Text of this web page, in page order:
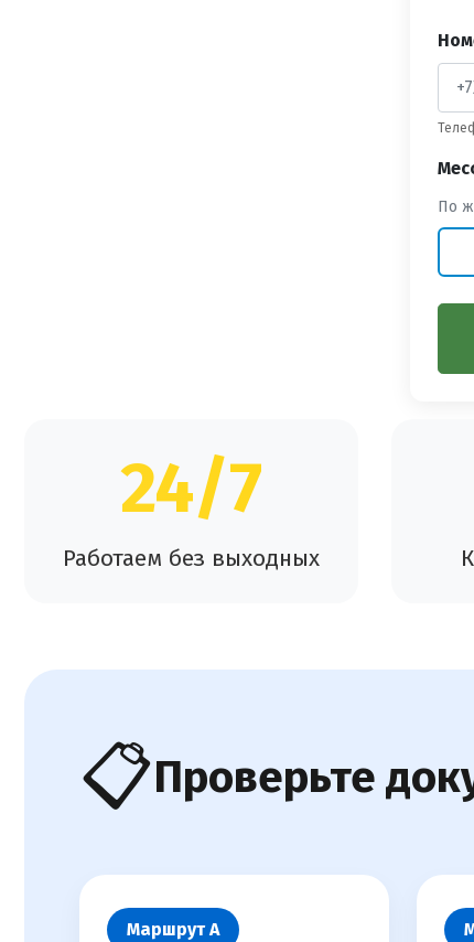
По
24/7
Работаем без выходных
📋Проверьте
Маршрут А